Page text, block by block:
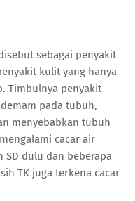
sebagai penyakit
kulit yang hanya
Timbulnya penyakit
pada tubuh,
menyebabkan tubuh
cacar air
SD dulu dan beberapa
TK juga terkena cacar